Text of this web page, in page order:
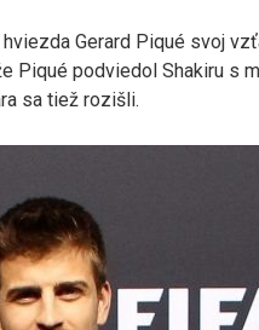
Gerard Piqué svoj
Piqué podviedol Shakiru s
sa tiež rozišli.